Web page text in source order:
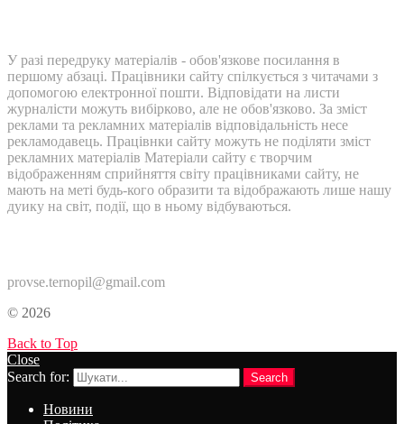
У разі передруку матеріалів - обов'язкове посилання в
першому абзаці. Працівники сайту спілкується з читачами з
допомогою електронної пошти. Відповідати на листи
журналісти можуть вибірково, але не обов'язково. За зміст
реклами та рекламних матеріалів відповідальність несе
рекламодавець. Працівнки сайту можуть не поділяти зміст
рекламних матеріалів Матеріали сайту є творчим
відображенням сприйняття світу працівниками сайту, не
мають на меті будь-кого образити та відображають лише нашу
дуику на світ, події, що в ньому відбуваються.
provse.ternopil@gmail.com
© 2026
Back to Top
Close
Search for:
Search
Новини